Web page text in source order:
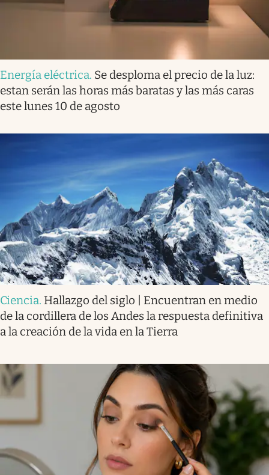
Energía eléctrica. Se desploma el precio de la luz:
estan serán las horas más baratas y las más caras
este lunes 10 de agosto
Ciencia. Hallazgo del siglo | Encuentran en medio
de la cordillera de los Andes la respuesta definitiva
a la creación de la vida en la Tierra